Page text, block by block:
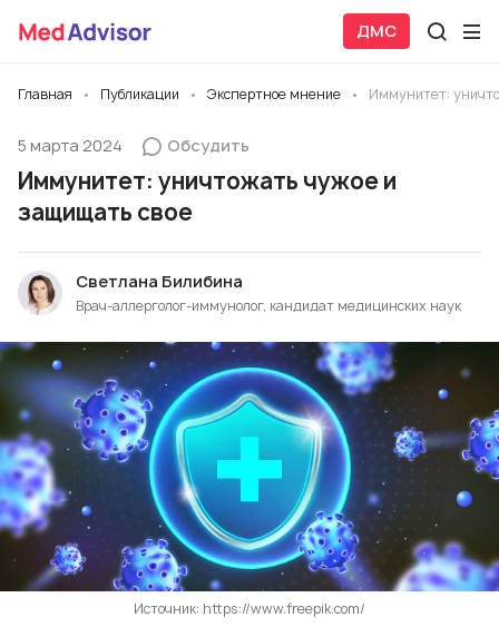
ДМС
Главная Публикации Экспертное мнение Иммунитет:
5 марта 2024 Обсудить
Иммунитет: уничтожать чужое и
защищать свое
Светлана Билибина
Врач-аллерголог-иммунолог, кандидат медицинских наук
Источник: https://www.freepik.com/